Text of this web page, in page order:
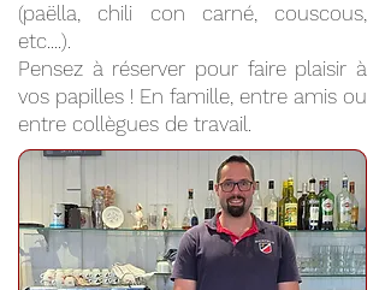
(paëlla, chili con carné, couscous,
etc....).
Pensez à réserver pour faire plaisir à
vos papilles ! En famille, entre amis ou
entre collègues de travail.